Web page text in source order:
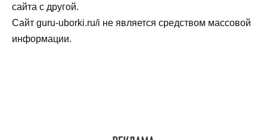
сайта с другой.
Сайт guru-uborki.ru/i не является средством массовой
информации.